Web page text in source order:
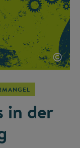
©
in der